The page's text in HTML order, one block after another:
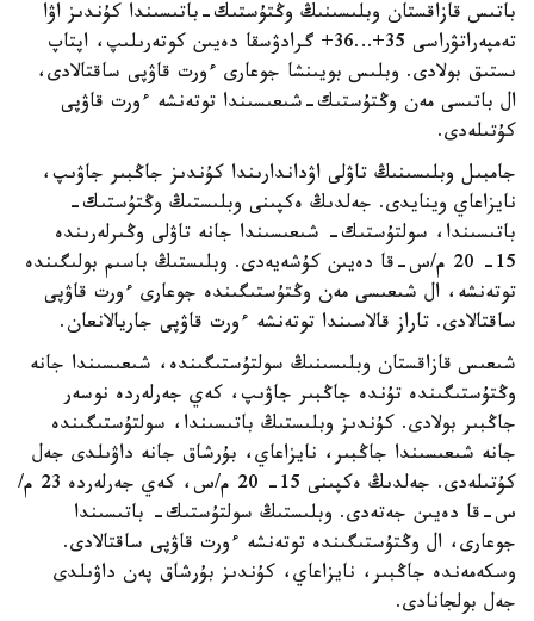
باتىس قازاقستان وبلىسىنىڭ وڭتۇستىك-باتىسىندا كۇندىز اۋا
تەمپەراتۋراسى 35+…36+ گرادۋسقا دەيىن كوتەرىلىپ، اپتاپ
ىستىق بولادى. وبلىس بويىنشا جوعارى ءورت قاۋپى ساقتالادى،
ال باتىسى مەن وڭتۇستىك-شىعىسىندا توتەنشە ءورت قاۋپى
كۇتىلەدى.
جامبىل وبلىسىنىڭ تاۋلى اۋداندارىندا كۇندىز جاڭبىر جاۋىپ،
نايزاعاي وينايدى. جەلدىڭ ەكپىنى وبلىستىڭ وڭتۇستىك-
باتىسىندا، سولتۇستىك- شىعىسىندا جانە تاۋلى وڭىرلەرىندە
15- 20 م/س-قا دەيىن كۇشەيەدى. وبلىستىڭ باسىم بولىگىندە
توتەنشە، ال شىعىسى مەن وڭتۇستىگىندە جوعارى ءورت قاۋپى
ساقتالادى. تاراز قالاسىندا توتەنشە ءورت قاۋپى جاريالانعان.
شىعىس قازاقستان وبلىسىنىڭ سولتۇستىگىندە، شىعىسىندا جانە
وڭتۇستىگىندە تۇندە جاڭبىر جاۋىپ، كەي جەرلەردە نوسەر
جاڭبىر بولادى. كۇندىز وبلىستىڭ باتىسىندا، سولتۇستىگىندە
جانە شىعىسىندا جاڭبىر، نايزاعاي، بۇرشاق جانە داۋىلدى جەل
كۇتىلەدى. جەلدىڭ ەكپىنى 15- 20 م/س، كەي جەرلەردە 23 م/
س-قا دەيىن جەتەدى. وبلىستىڭ سولتۇستىك- باتىسىندا
جوعارى، ال وڭتۇستىگىندە توتەنشە ءورت قاۋپى ساقتالادى.
وسكەمەندە جاڭبىر، نايزاعاي، كۇندىز بۇرشاق پەن داۋىلدى
جەل بولجانادى.